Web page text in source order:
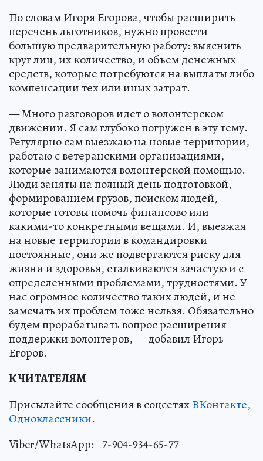
По словам Игоря Егорова, чтобы расширить
перечень льготников, нужно провести
большую предварительную работу: выяснить
круг лиц, их количество, и объем денежных
средств, которые потребуются на выплаты либо
компенсации тех или иных затрат.
— Много разговоров идет о волонтерском
движении. Я сам глубоко погружен в эту тему.
Регулярно сам выезжаю на новые территории,
работаю с ветеранскими организациями,
которые занимаются волонтерской помощью.
Люди заняты на полный день подготовкой,
формированием грузов, поиском людей,
которые готовы помочь финансово или
какими-то конкретными вещами. И, выезжая
на новые территории в командировки
постоянные, они же подвергаются риску для
жизни и здоровья, сталкиваются зачастую и с
определенными проблемами, трудностями. У
нас огромное количество таких людей, и не
замечать их проблем тоже нельзя. Обязательно
будем прорабатывать вопрос расширения
поддержки волонтеров, — добавил Игорь
Егоров.
К ЧИТАТЕЛЯМ
Присылайте сообщения в соцсетяхВКонтакте,
Одноклассники.
Viber/WhatsApp: +7-904-934-65-77